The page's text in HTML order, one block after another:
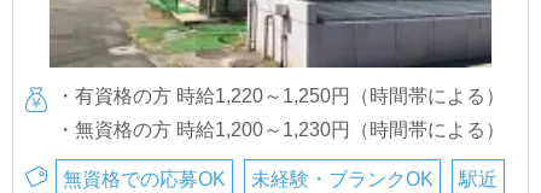
・有資格の方 時給1,220～1,250円（時間帯による）
・無資格の方 時給1,200～1,230円（時間帯による）
無資格での応募OK 未経験・ブランクOK 駅近